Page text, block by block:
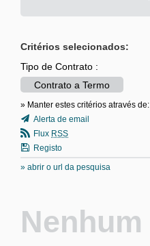
Critérios selecionados:
Tipo de Contrato :
Contrato a Termo
» Manter estes critérios através de:
Alerta de email
Flux RSS
Registo
» abrir o url da pesquisa
Nenhum